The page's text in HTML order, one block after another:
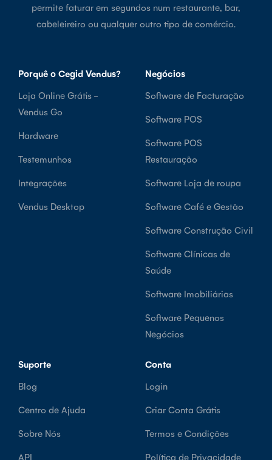
permite faturar em segundos num restaurante, bar,
cabeleireiro ou qualquer outro tipo de comércio.
Porquê o Cegid Vendus?
Loja Online Grátis -
Vendus Go
Hardware
Testemunhos
Integrações
Vendus Desktop
Negócios
Software de Facturação
Software POS
Software POS
Restauração
Software Loja de roupa
Software Café e Gestão
Software Construção Civil
Software Clínicas de
Saúde
Software Imobiliárias
Software Pequenos
Negócios
Suporte
Blog
Centro de Ajuda
Sobre Nós
API
Conta
Login
Criar Conta Grátis
Termos e Condições
Política de Privacidade